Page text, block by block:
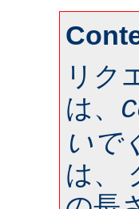
リク
は、
いで
は、